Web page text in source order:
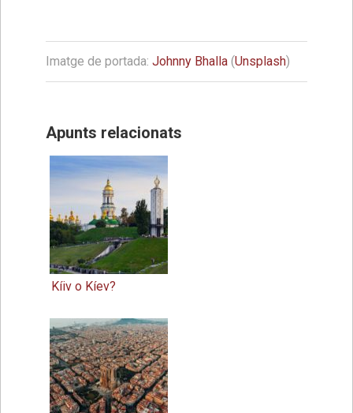
Imatge de portada:Johnny Bhalla (Unsplash)
Apunts relacionats
Kíiv o Kíev?